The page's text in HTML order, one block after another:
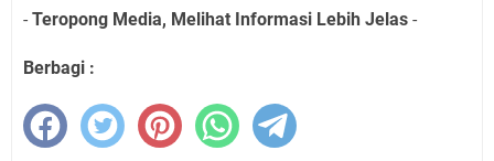
- Teropong Media, Melihat Informasi Lebih Jelas -
Berbagi :